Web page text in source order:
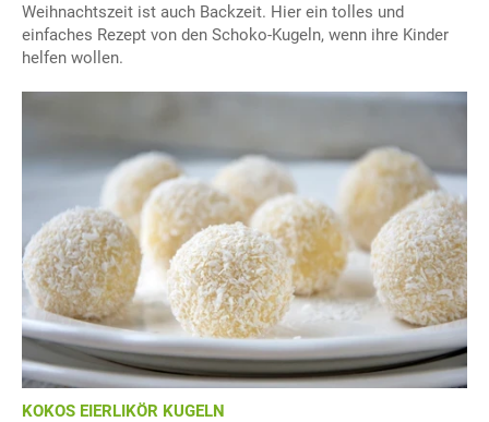
Weihnachtszeit ist auch Backzeit. Hier ein tolles und
einfaches Rezept von den Schoko-Kugeln, wenn ihre Kinder
helfen wollen.
KOKOS EIERLIKÖR KUGELN